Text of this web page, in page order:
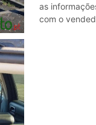
as
com o